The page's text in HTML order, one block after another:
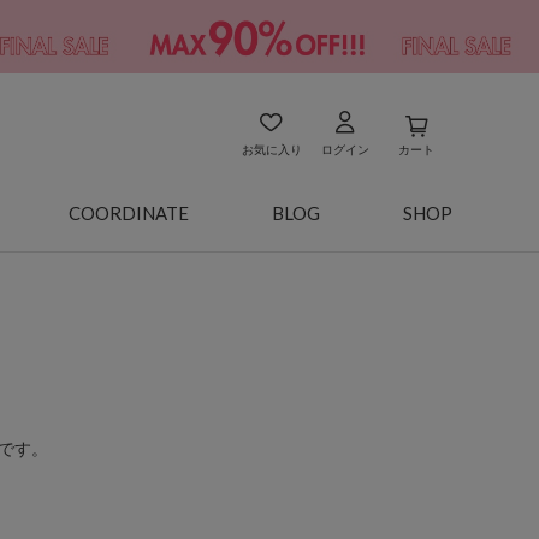
お気に入り ログイン カート
COORDINATE BLOG SHOP
す。